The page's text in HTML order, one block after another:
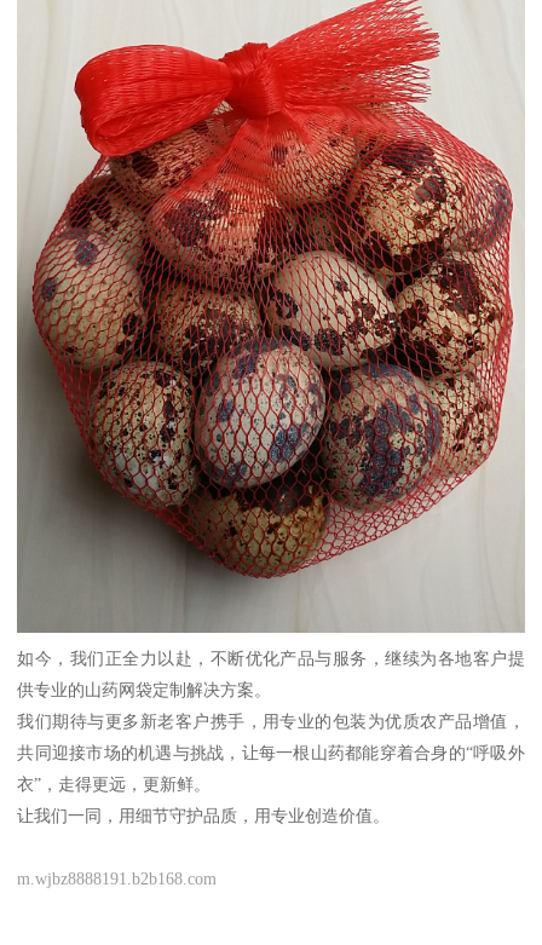
如今，我们正全力以赴，不断优化产品与服务，继续为各地客户提
供专业的山药网袋定制解决方案。
我们期待与更多新老客户携手，用专业的包装为优质农产品增值，
共同迎接市场的机遇与挑战，让每一根山药都能穿着合身的“呼吸外
衣”，走得更远，更新鲜。
让我们一同，用细节守护品质，用专业创造价值。
m.wjbz8888191.b2b168.com